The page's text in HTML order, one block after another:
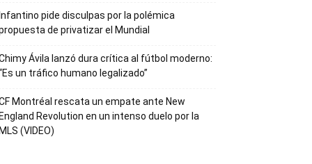
Infantino pide disculpas por la polémica
de privatizar el Mundial
Ávila lanzó dura crítica al fútbol moderno:
un tráfico humano legalizado”
Montréal rescata un empate ante New
England Revolution en un intenso duelo por la
MLS (VIDEO)